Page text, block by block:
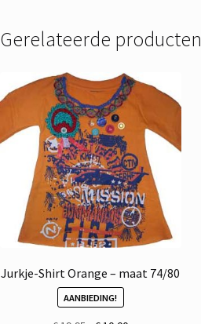
Gerelateerde producten
Jurkje-Shirt Orange – maat 74/80
AANBIEDING!